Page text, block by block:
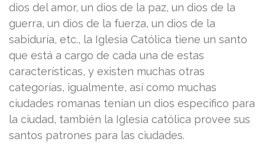
dios del amor, un dios de la paz, un dios de la
guerra, un dios de la fuerza, un dios de la
sabiduría, etc., la Iglesia Católica tiene un santo
que está a cargo de cada una de estas
características, y existen muchas otras
categorías, igualmente, así como muchas
ciudades romanas tenían un dios específico para
la ciudad, también la Iglesia católica provee sus
santos patrones para las ciudades.